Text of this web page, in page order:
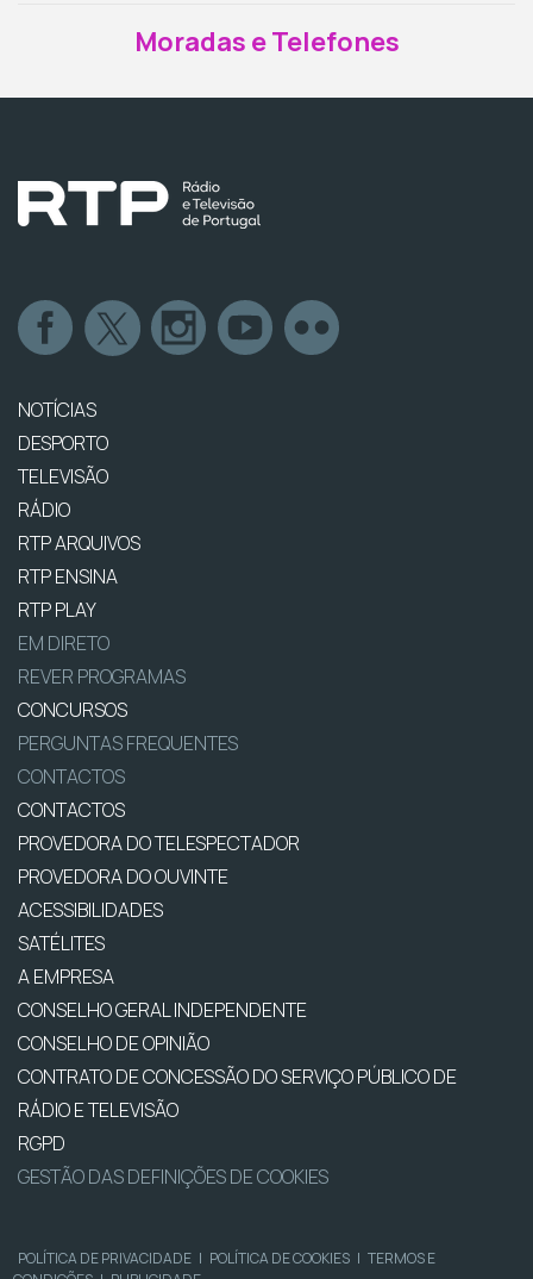
Moradas e Telefones
NOTÍCIAS
DESPORTO
TELEVISÃO
RÁDIO
RTP ARQUIVOS
RTP ENSINA
RTP PLAY
EM DIRETO
REVER PROGRAMAS
CONCURSOS
PERGUNTAS FREQUENTES
CONTACTOS
CONTACTOS
PROVEDORA DO TELESPECTADOR
PROVEDORA DO OUVINTE
ACESSIBILIDADES
SATÉLITES
A EMPRESA
CONSELHO GERAL INDEPENDENTE
CONSELHO DE OPINIÃO
CONTRATO DE CONCESSÃO DO SERVIÇO PÚBLICO DE
RÁDIO E TELEVISÃO
RGPD
GESTÃO DAS DEFINIÇÕES DE COOKIES
POLÍTICA DE PRIVACIDADE | POLÍTICA DE COOKIES | TERMOS E